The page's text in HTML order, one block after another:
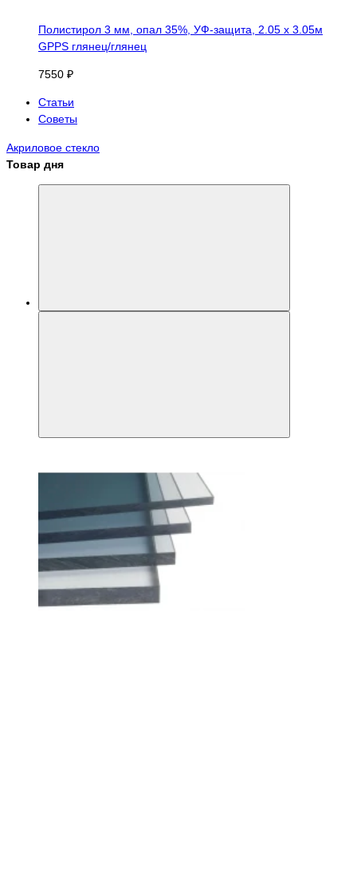
Полистирол 3 мм, опал 35%, УФ-защита, 2.05 х 3.05м
GPPS глянец/глянец
7550 ₽
Статьи
Советы
Акриловое стекло
Товар дня